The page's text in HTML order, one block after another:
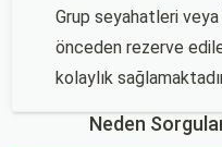
Grup seyahatleri
önceden rezerve
kolaylık
Neden